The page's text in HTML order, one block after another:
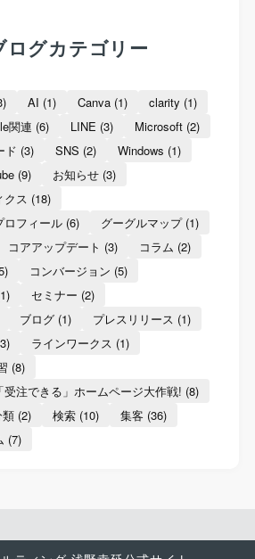
ログカテゴリー
AI (1) Canva(1) clarity (1)
関連 (6) LINE (3) Microsoft(2)
ド (3) SNS (2) Windows (1)
(9) お知らせ(3)
クス (18)
ロフィール(6) グーグルマップ(1)
コアアップデート (3) コラム (2)
コンバージョン (5)
セミナー (2)
ブログ(1) プレスリリース (1)
ラインワークス (1)
(8)
注できる」ホームページ大作戦! (8)
(2) 検索(10) 集客 (36)
(7)